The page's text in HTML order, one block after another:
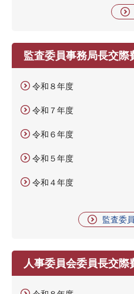
監査委員事務局長交際
令和８年度
令和７年度
令和６年度
令和５年度
令和４年度
監査委
人事委員会委員長交際